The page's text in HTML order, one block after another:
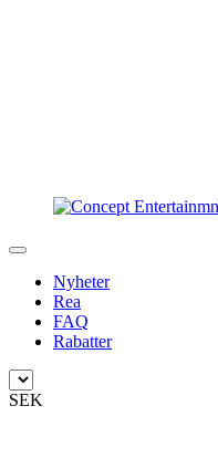
Nyheter
Rea
FAQ
Rabatter
SEK